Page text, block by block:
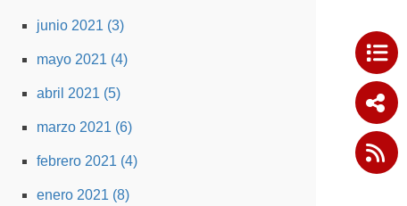
junio 2021 (3)
mayo 2021 (4)
abril 2021 (5)
marzo 2021 (6)
febrero 2021 (4)
enero 2021 (8)